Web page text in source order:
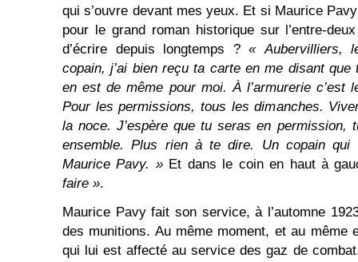
qui s’ouvre devant mes yeux. Et si Maurice
pour le grand roman historique sur l’entre-
d’écrire depuis longtemps ? « Aubervilliers,
copain, j’ai bien reçu ta carte en me disant
en est de même pour moi. À l’armurerie c’est
Pour les permissions, tous les dimanches.
la noce. J’espère que tu seras en permission,
ensemble. Plus rien à te dire. Un copain
Maurice Pavy. »Et dans le coin en haut à
faire ».
Maurice Pavy fait son service, à l’automne
des munitions. Au même moment, et au même
qui lui est affecté au service des gaz de